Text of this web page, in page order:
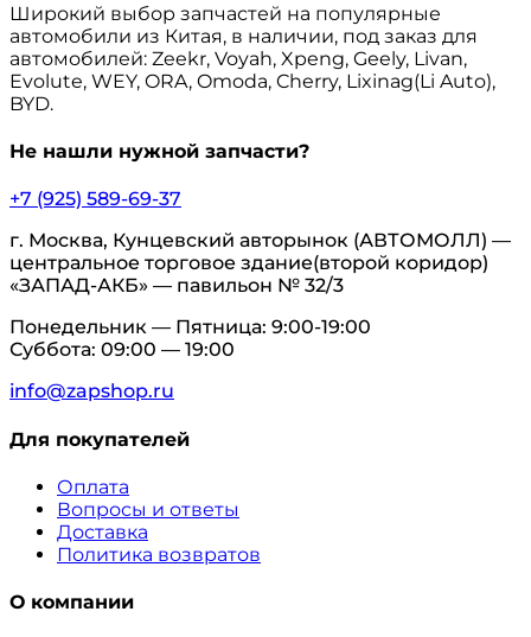
Широкий выбор запчастей на популярные
автомобили из Китая, в наличии, под заказ для
автомобилей: Zeekr, Voyah, Xpeng, Geely, Livan,
Evolute, WEY, ORA, Omoda, Cherry, Lixinag(Li Auto),
BYD.
Не нашли нужной запчасти?
+7 (925) 589-69-37
г. Москва, Кунцевский авторынок (АВТОМОЛЛ) —
центральное торговое здание(второй коридор)
«ЗАПАД-АКБ» — павильон № 32/3
Понедельник — Пятница: 9:00-19:00
Суббота: 09:00 — 19:00
info@zapshop.ru
Для покупателей
Оплата
Вопросы и ответы
Доставка
Политика возвратов
О компании